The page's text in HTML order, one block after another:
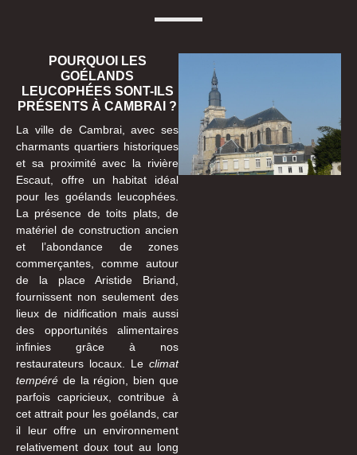
POURQUOI LES
GOÉLANDS
LEUCOPHÉES SONT-ILS
PRÉSENTS À CAMBRAI ?
La ville de Cambrai, avec ses
charmants quartiers historiques
et sa proximité avec la rivière
Escaut, offre un habitat idéal
pour les goélands leucophées.
La présence de toits plats, de
matériel de construction ancien
et l’abondance de zones
commerçantes, comme autour
de la place Aristide Briand,
fournissent non seulement des
lieux de nidification mais aussi
des opportunités alimentaires
infinies grâce à nos
restaurateurs locaux. Le climat
tempéré de la région, bien que
parfois capricieux, contribue à
cet attrait pour les goélands, car
il leur offre un environnement
relativement doux tout au long